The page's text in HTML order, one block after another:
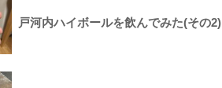
戸河内ハイボールを飲んでみた(その2)